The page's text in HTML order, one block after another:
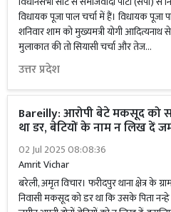
विधायक पूजा पाल चर्चा में हैं। विधायक पूजा
शनिवार शाम को मुख्यमत्री योगी आदित्यनाथ से
मुलाकात की तो सियासी चर्चा और तेज...
उत्तर प्रदेश
Bareilly: आरोपी बेटे मकसूद को
था डर, बेटियों के नाम न लिख दें
02 Jul 2025 08:08:36
Amrit Vichar
बरेली, अमृत विचार। फरीदपुर थाना क्षेत्र के
निवासी मकसूद को डर था कि उसके पिता